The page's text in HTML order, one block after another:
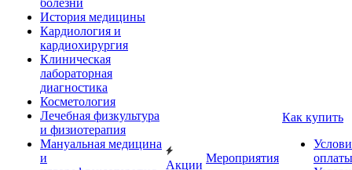
болезни
История медицины
Кардиология и
кардиохирургия
Клиническая
лабораторная
диагностика
Косметология
Лечебная физкультура
и физиотерапия
Мануальная медицина
и
Акции
Мероприятия
Как купить
оплаты